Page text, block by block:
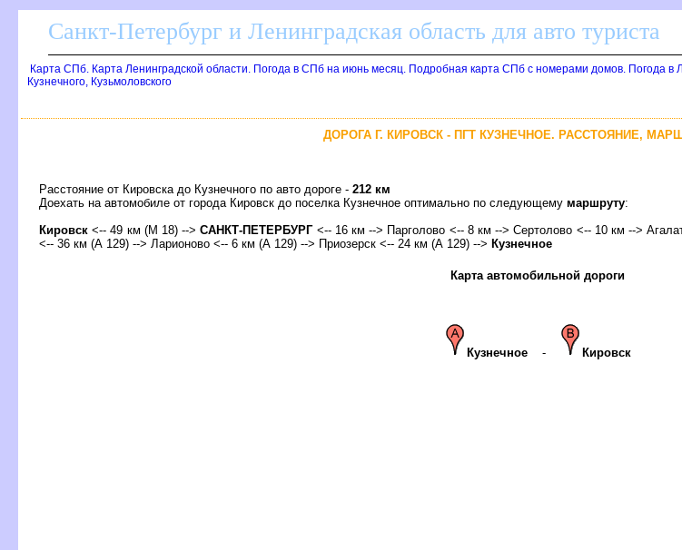
Санкт-Петербург и Ленинградская область для авто туриста
Карта СПб. Карта Ленинградской области. Погода в СПб на июнь месяц. Подробная карта СПб с номерами домов. Погода в
Кузнечного, Кузьмоловского
ДОРОГА Г. КИРОВСК - ПГТ КУЗНЕЧНОЕ. РАССТОЯНИЕ,
Расстояние от Кировска до Кузнечного по авто дороге - 212 км
Доехать на автомобиле от города Кировск до поселка Кузнечное оптимально по следующему маршруту:
Кировск <-- 49 км (М 18) -->САНКТ-ПЕТЕРБУРГ<-- 16 км --> Парголово <-- 8 км --> Сертолово <-- 10 км -->
<-- 36 км (А 129) --> Ларионово <-- 6 км (А 129) --> Приозерск <-- 24 км (А 129) --> Кузнечное
Карта автомобильной дороги
Кузнечное- Кировск